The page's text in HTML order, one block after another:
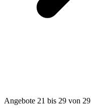
Angebote 21 bis 29 von 29